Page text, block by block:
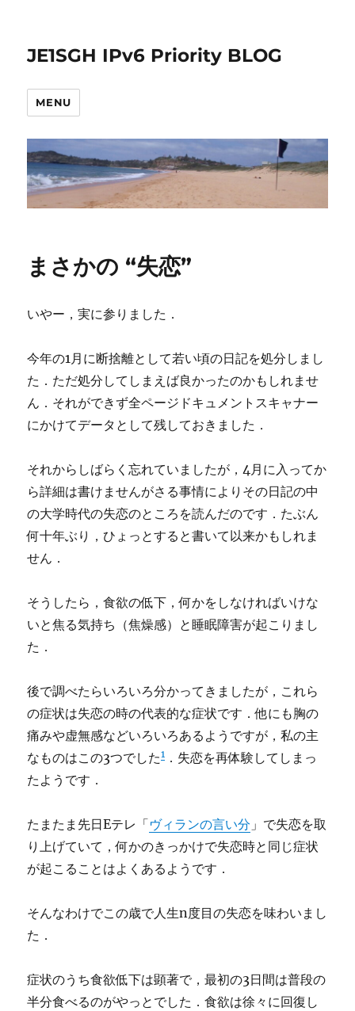
JE1SGH IPv6 Priority BLOG
MENU
まさかの “失恋”
いやー，実に参りました．
今年の1月に断捨離として若い頃の日記を処分しまし
た．ただ処分してしまえば良かったのかもしれませ
ん．それができず全ページドキュメントスキャナー
にかけてデータとして残しておきました．
それからしばらく忘れていましたが，4月に入ってか
ら詳細は書けませんがさる事情によりその日記の中
の大学時代の失恋のところを読んだのです．たぶん
何十年ぶり，ひょっとすると書いて以来かもしれま
せん．
そうしたら，食欲の低下，何かをしなければいけな
いと焦る気持ち（焦燥感）と睡眠障害が起こりまし
た．
後で調べたらいろいろ分かってきましたが，これら
の症状は失恋の時の代表的な症状です．他にも胸の
痛みや虚無感などいろいろあるようですが，私の主
なものはこの3つでした1 ．失恋を再体験してしまっ
たようです．
たまたま先日Eテレ「ヴィランの言い分 」で失恋を取
り上げていて，何かのきっかけで失恋時と同じ症状
が起こることはよくあるようです．
そんなわけでこの歳で人生n度目の失恋を味わいまし
た．
症状のうち食欲低下は顕著で，最初の3日間は普段の
半分食べるのがやっとでした．食欲は徐々に回復し